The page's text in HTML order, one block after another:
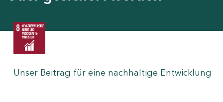
Unser Beitrag für eine nachhaltige Entwicklung